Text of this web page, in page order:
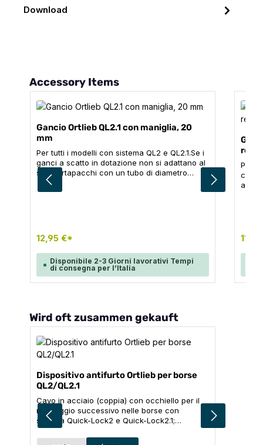
Download
Salta la galleria dei prodotti
Accessory Items
Gancio Ortlieb QL2.1 con maniglia, 20
mm
Per tutti i modelli con sistema QL2 e QL2.1.Se i
ganci a scatto in dotazione non si adattano al
suo portapacchi con un tubo di diametro
maggiore, può semplicemente sostituirli con i
ganci da 20 mm di ORTLIEB (non è possibile
12,95 €*
Disponibile 2-3 Giorni lavorativi Tempi
di consegna per l’Italia
Per
caso
con
Salta la galleria dei prodotti
Wird oft zusammen gekauft
Dispositivo antifurto Ortlieb per borse
QL2/QL2.1
Cavo in acciaio (coppia) con occhiello per il
montaggio successivo nelle borse con
sistema Quick-Lock2 e Quick-Lock2.1;
versione corta per Sport-Roller, Sport-Packer,
Gravel-Pack, E-Mate, Vario, City-Biker;